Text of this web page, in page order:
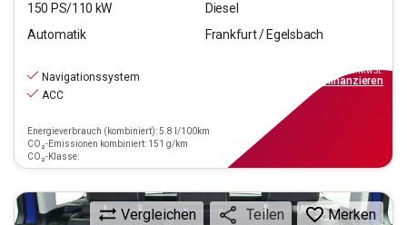
150 PS/110 kW
Diesel
Automatik
Frankfurt / Egelsbach
Navigationssystem
ACC
Energieverbrauch (kombiniert): 5.8 l/100km
CO₂-Emissionen kombiniert: 151 g/km
CO₂-Klasse:
inkl.MwSt.
finanzieren
Vergleichen Teilen Merken